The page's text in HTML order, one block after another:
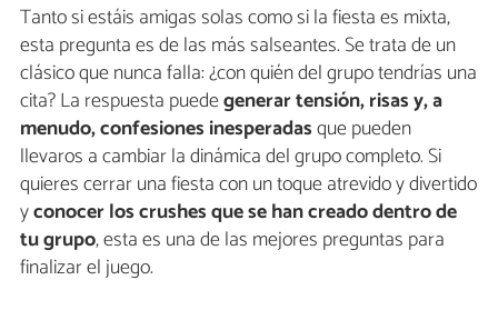
Tanto si estáis amigas solas como si la fiesta es mixta,
esta pregunta es de las más salseantes. Se trata de un
clásico que nunca falla: ¿con quién del grupo tendrías una
cita? La respuesta puedegenerar tensión, risas y, a
menudo, confesiones inesperadasque pueden
llevaros a cambiar la dinámica del grupo completo. Si
quieres cerrar una fiesta con un toque atrevido y divertido
yconocer los crushes que se han creado dentro de
tu grupo, esta es una de las mejores preguntas para
finalizar el juego.